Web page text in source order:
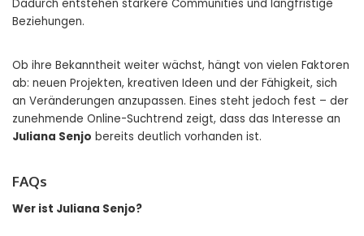
Dadurch entstehen stärkere Communities und langfristige
Beziehungen.
Ob ihre Bekanntheit weiter wächst, hängt von vielen Faktoren
ab: neuen Projekten, kreativen Ideen und der Fähigkeit, sich
an Veränderungen anzupassen. Eines steht jedoch fest – der
zunehmende Online-Suchtrend zeigt, dass das Interesse an
Juliana Senjo bereits deutlich vorhanden ist.
FAQs
Wer ist Juliana Senjo?